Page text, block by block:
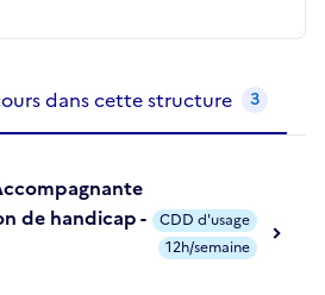
dans cette structure 3
de handicap -
CDD d'usage
12h/semaine